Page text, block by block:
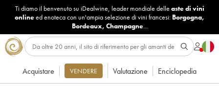
Ti diamo il benvenuto su iDealwine, leader mondiale delle aste di vini
onlineed enoteca con un'ampia selezione di vini francesi: Borgogna,
Bordeaux, Champagne...
Acquistare VENDERE Valutazione Enciclopedia